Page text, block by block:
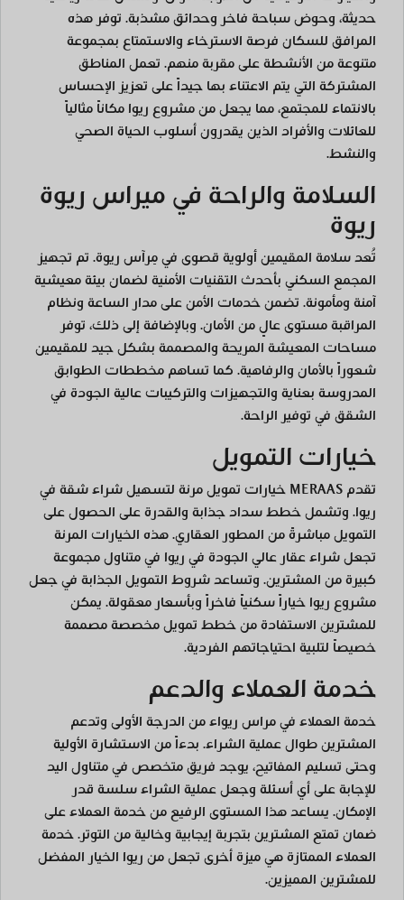
حديثة، وحوض سباحة فاخر وحدائق مشذبة. توفر هذه
المرافق للسكان فرصة الاسترخاء والاستمتاع بمجموعة
متنوعة من الأنشطة على مقربة منهم. تعمل المناطق
المشتركة التي يتم الاعتناء بها جيداً على تعزيز الإحساس
بالانتماء للمجتمع، مما يجعل من مشروع ريوا مكاناً مثالياً
للعائلات والأفراد الذين يقدرون أسلوب الحياة الصحي
والنشط.
السلامة والراحة في ميراس ريوة
ريوة
تُعد سلامة المقيمين أولوية قصوى في مِرآس ريوة. تم تجهيز
المجمع السكني بأحدث التقنيات الأمنية لضمان بيئة معيشية
آمنة ومأمونة. تضمن خدمات الأمن على مدار الساعة ونظام
المراقبة مستوى عالٍ من الأمان. وبالإضافة إلى ذلك، توفر
مساحات المعيشة المريحة والمصممة بشكل جيد للمقيمين
شعوراً بالأمان والرفاهية. كما تساهم مخططات الطوابق
المدروسة بعناية والتجهيزات والتركيبات عالية الجودة في
الشقق في توفير الراحة.
خيارات التمويل
تقدم MERAAS خيارات تمويل مرنة لتسهيل شراء شقة في
ريوا. وتشمل خطط سداد جذابة والقدرة على الحصول على
التمويل مباشرةً من المطور العقاري. هذه الخيارات المرنة
تجعل شراء عقار عالي الجودة في ريوا في متناول مجموعة
كبيرة من المشترين. وتساعد شروط التمويل الجذابة في جعل
مشروع ريوا خياراً سكنياً فاخراً وبأسعار معقولة. يمكن
للمشترين الاستفادة من خطط تمويل مخصصة مصممة
خصيصاً لتلبية احتياجاتهم الفردية.
خدمة العملاء والدعم
خدمة العملاء في مراس ريواء من الدرجة الأولى وتدعم
المشترين طوال عملية الشراء. بدءاً من الاستشارة الأولية
وحتى تسليم المفاتيح، يوجد فريق متخصص في متناول اليد
للإجابة على أي أسئلة وجعل عملية الشراء سلسة قدر
الإمكان. يساعد هذا المستوى الرفيع من خدمة العملاء على
ضمان تمتع المشترين بتجربة إيجابية وخالية من التوتر. خدمة
العملاء الممتازة هي ميزة أخرى تجعل من ريوا الخيار المفضل
للمشترين المميزين.